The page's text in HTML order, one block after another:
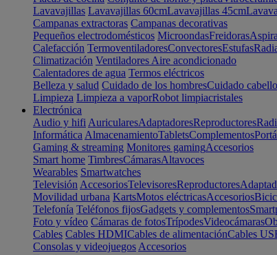
Lavavajillas Lavavajillas 60cmLavavajillas 45cm
Campanas extractoras Campanas decorativas
Pequeños electrodomésticos MicroondasFreidoras
Calefacción TermoventiladoresConvectoresEstufas
Climatización Ventiladores Aire acondicionado
Calentadores de agua Termos eléctricos
Belleza y salud Cuidado de los hombresCuidado cabello
Limpieza Limpieza a vaporRobot limpiacristales
Electrónica
Audio y hifi AuricularesAdaptadoresReproductores
Informática AlmacenamientoTabletsComplementos
Gaming & streaming Monitores gamingAccesorios
Smart home TimbresCámarasAltavoces
Wearables Smartwatches
Televisión AccesoriosTelevisoresReproductores
Movilidad urbana KartsMotos eléctricasAccesorios
Telefonía Teléfonos fijosGadgets y complementos
Foto y vídeo Cámaras de fotosTrípodesVideocámaras
Cables Cables HDMICables de alimentaciónCables
Consolas y videojuegos Accesorios